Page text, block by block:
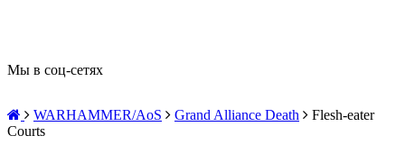
Мы в соц-сетях
WARHAMMER/AoS Grand Alliance Death
Flesh-eater
Courts